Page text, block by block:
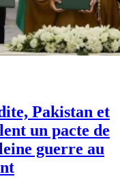
Pakistan et
un pacte de
guerre au